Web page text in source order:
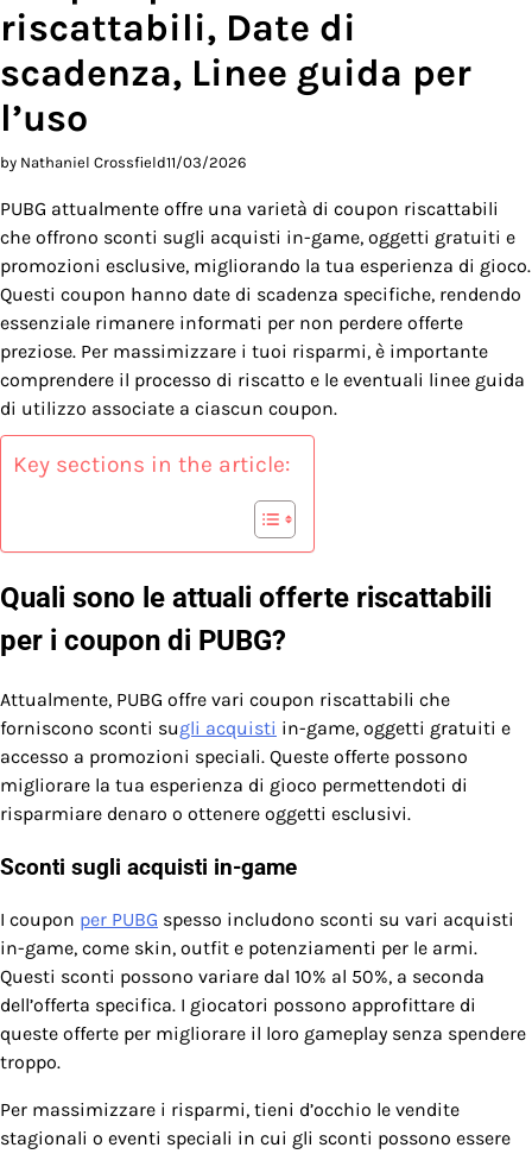
riscattabili, Date di
scadenza, Linee guida per
l’uso
by Nathaniel Crossfield11/03/2026
PUBG attualmente offre una varietà di coupon riscattabili
che offrono sconti sugli acquisti in-game, oggetti gratuiti e
promozioni esclusive, migliorando la tua esperienza di gioco.
Questi coupon hanno date di scadenza specifiche, rendendo
essenziale rimanere informati per non perdere offerte
preziose. Per massimizzare i tuoi risparmi, è importante
comprendere il processo di riscatto e le eventuali linee guida
di utilizzo associate a ciascun coupon.
Key sections in the article:
Quali sono le attuali offerte riscattabili
per i coupon di PUBG?
Attualmente, PUBG offre vari coupon riscattabili che
forniscono sconti sugli acquisti in-game, oggetti gratuiti e
accesso a promozioni speciali. Queste offerte possono
migliorare la tua esperienza di gioco permettendoti di
risparmiare denaro o ottenere oggetti esclusivi.
Sconti sugli acquisti in-game
I coupon per PUBG spesso includono sconti su vari acquisti
in-game, come skin, outfit e potenziamenti per le armi.
Questi sconti possono variare dal 10% al 50%, a seconda
dell’offerta specifica. I giocatori possono approfittare di
queste offerte per migliorare il loro gameplay senza spendere
troppo.
Per massimizzare i risparmi, tieni d’occhio le vendite
stagionali o eventi speciali in cui gli sconti possono essere